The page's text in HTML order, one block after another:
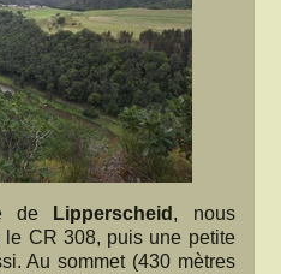
de Lipperscheid , nous
le CR 308, puis une petite
Au sommet (430 mètres